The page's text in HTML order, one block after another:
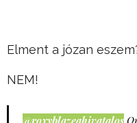
Elment a józan
NEM!